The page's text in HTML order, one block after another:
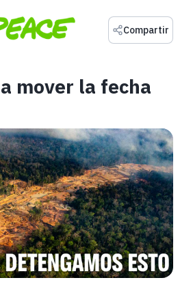
Compartir
mover la fecha